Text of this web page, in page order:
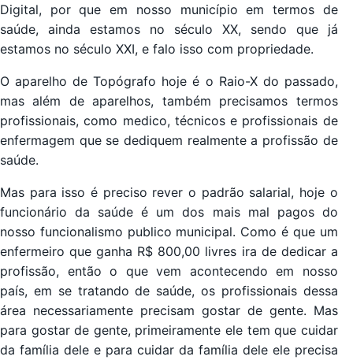
Digital, por que em nosso município em termos de
saúde, ainda estamos no século XX, sendo que já
estamos no século XXI, e falo isso com propriedade.
O aparelho de Topógrafo hoje é o Raio-X do passado,
mas além de aparelhos, também precisamos termos
profissionais, como medico, técnicos e profissionais de
enfermagem que se dediquem realmente a profissão de
saúde.
Mas para isso é preciso rever o padrão salarial, hoje o
funcionário da saúde é um dos mais mal pagos do
nosso funcionalismo publico municipal. Como é que um
enfermeiro que ganha R$ 800,00 livres ira de dedicar a
profissão, então o que vem acontecendo em nosso
país, em se tratando de saúde, os profissionais dessa
área necessariamente precisam gostar de gente. Mas
para gostar de gente, primeiramente ele tem que cuidar
da família dele e para cuidar da família dele ele precisa